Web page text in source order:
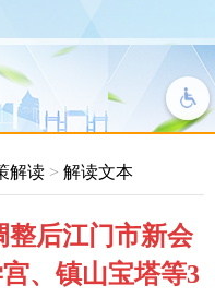
解读 > 解读文本
整后江门市新会
、镇山宝塔等3